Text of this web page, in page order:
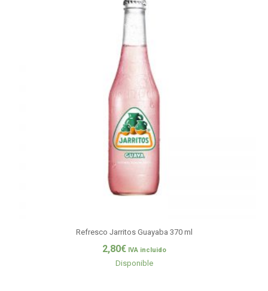
Refresco Jarritos Guayaba 370 ml
2,80€ IVA incluido
Disponible